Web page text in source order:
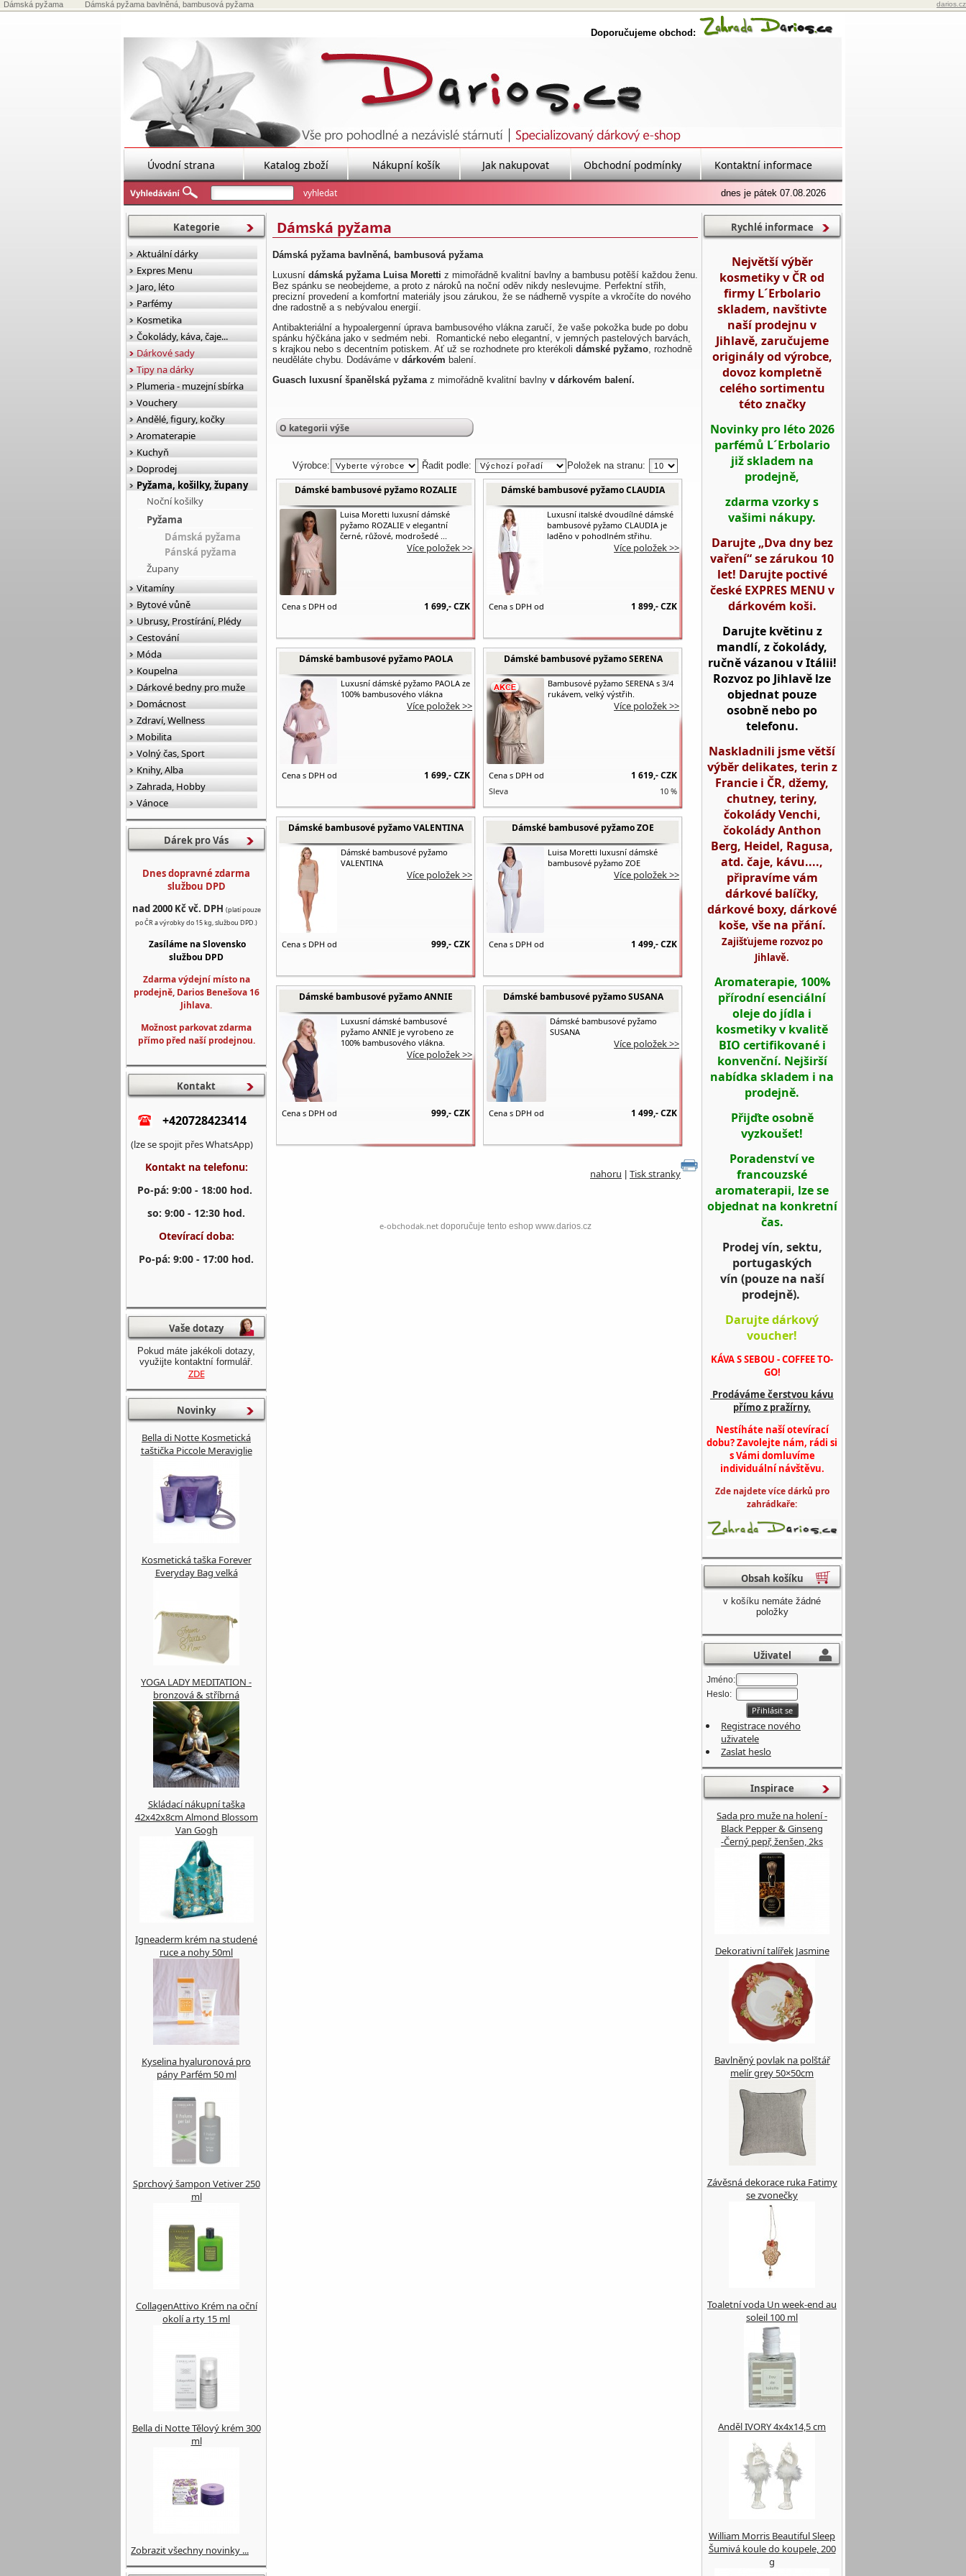
Dámská pyžama Dámská pyžama bavlněná, bambusová pyžama darios.cz
Doporučujeme obchod:
Úvodní strana Katalog zboží Nákupní košík Jak nakupovat Obchodní podmínky Kontaktní informace
dnes je pátek 07.08.2026
Dámská pyžama
Dámská pyžama bavlněná, bambusová pyžama
Luxusní dámská pyžama Luisa Moretti z mimořádně kvalitní bavlny a bambusu potěší každou ženu.
Bez spánku se neobejdeme, a proto z nároků na noční oděv nikdy neslevujme. Perfektní střih,
precizní provedení a komfortní materiály jsou zárukou, že se nádherně vyspíte a vkročíte do nového
dne radostně a s nebývalou energií.
Antibakteriální a hypoalergenní úprava bambusového vlákna zaručí, že vaše pokožka bude po dobu
spánku hýčkána jako v sedmém nebi. Romantické nebo elegantní, v jemných pastelových barvách,
s krajkou nebo s decentním potiskem. Ať už se rozhodnete pro kterékoli dámské pyžamo, rozhodně
neuděláte chybu. Dodáváme v dárkovém balení.
Guasch luxusní španělská pyžama z mimořádně kvalitní bavlny v dárkovém balení.
O kategorii výše
Výrobce: Řadit podle: Položek na stranu:
Dámské bambusové pyžamo ROZALIE
Luisa Moretti luxusní dámské
pyžamo ROZALIE v elegantní
černé, růžové, modrošedé ...
Více položek >>
Cena s DPH od 1 699,-CZK
Dámské bambusové pyžamo CLAUDIA
Luxusní italské dvoudílné dámské
bambusové pyžamo CLAUDIA je
laděno v pohodlném střihu.
Více položek >>
Cena s DPH od 1 899,-CZK
Dámské bambusové pyžamo PAOLA
Luxusní dámské pyžamo PAOLA ze
100% bambusového vlákna
Více položek >>
Cena s DPH od 1 699,-CZK
Dámské bambusové pyžamo SERENA
Bambusové pyžamo SERENA s 3/4
rukávem, velký výstřih.
Více položek >>
Cena s DPH od 1 619,-CZK
Sleva 10 %
Dámské bambusové pyžamo VALENTINA
Dámské bambusové pyžamo
VALENTINA
Více položek >>
Cena s DPH od 999,-CZK
Dámské bambusové pyžamo ZOE
Luisa Moretti luxusní dámské
bambusové pyžamo ZOE
Více položek >>
Cena s DPH od 1 499,-CZK
Dámské bambusové pyžamo ANNIE
Luxusní dámské bambusové
pyžamo ANNIE je vyrobeno ze
100% bambusového vlákna.
Více položek >>
Cena s DPH od 999,-CZK
Dámské bambusové pyžamo SUSANA
Dámské bambusové pyžamo
SUSANA
Více položek >>
Cena s DPH od 1 499,-CZK
nahoru Tisk stranky
e-obchodak.netdoporučuje tento eshop www.darios.cz
Kategorie
Aktuální dárky
Expres Menu
Jaro, léto
Parfémy
Kosmetika
Čokolády, káva, čaje...
Dárkové sady
Tipy na dárky
Plumeria - muzejní sbírka
Vouchery
Andělé, figury, kočky
Aromaterapie
Kuchyň
Doprodej
Pyžama, košilky, župany
Noční košilky
Pyžama
Dámská pyžama
Pánská pyžama
Župany
Vitamíny
Bytové vůně
Ubrusy, Prostírání, Plédy
Cestování
Móda
Koupelna
Dárkové bedny pro muže
Domácnost
Zdraví, Wellness
Mobilita
Volný čas, Sport
Knihy, Alba
Zahrada, Hobby
Vánoce
Dárek pro Vás
Dnes dopravné zdarma
službou DPD
nad 2000 Kč vč. DPH (platí pouze
po ČR a výrobky do 15 kg, službou DPD.)
Zasíláme na Slovensko
službou DPD
Zdarma výdejní místo na
prodejně, Darios Benešova 16
Jihlava.
Možnost parkovat zdarma
přímo před naší prodejnou.
Kontakt
+420728423414
(lze se spojit přes WhatsApp)
Kontakt na telefonu:
Po-pá: 9:00 - 18:00 hod.
so: 9:00 - 12:30 hod.
Otevírací doba:
Po-pá: 9:00 - 17:00 hod.
Vaše dotazy
Pokud máte jakékoli dotazy,
využijte kontaktní formulář.
ZDE
Novinky
Bella di Notte Kosmetická
taštička Piccole Meraviglie
Kosmetická taška Forever
Everyday Bag velká
YOGA LADY MEDITATION -
bronzová & stříbrná
Skládací nákupní taška
42x42x8cm Almond Blossom
Van Gogh
Igneaderm krém na studené
ruce a nohy 50ml
Kyselina hyaluronová pro
pány Parfém 50 ml
Sprchový šampon Vetiver 250
ml
CollagenAttivo Krém na oční
okolí a rty 15 ml
Bella di Notte Tělový krém 300
ml
Zobrazit všechny novinky ...
Rychlé informace
Největší výběr
kosmetiky v ČR od
firmy L´Erbolario
skladem, navštivte
naší prodejnu v
Jihlavě, zaručujeme
originály od výrobce,
dovoz kompletně
celého sortimentu
této značky
Novinky pro léto 2026
parfémů L´Erbolario
již skladem na
prodejně,
zdarma vzorky s
vašimi nákupy.
Darujte „Dva dny bez
vaření“ se zárukou 10
let! Darujte poctivé
české EXPRES MENU v
dárkovém koši.
Darujte květinu z
mandlí, z čokolády,
ručně vázanou v Itálii!
Rozvoz po Jihlavě lze
objednat pouze
osobně nebo po
telefonu.
Naskladnili jsme větší
výběr delikates, terin z
Francie i ČR, džemy,
chutney, teriny,
čokolády Venchi,
čokolády Anthon
Berg, Heidel, Ragusa,
atd. čaje, kávu....,
připravíme vám
dárkové balíčky,
dárkové boxy, dárkové
koše, vše na přání.
Zajišťujeme rozvoz po
Jihlavě.
Aromaterapie, 100%
přírodní esenciální
oleje do jídla i
kosmetiky v kvalitě
BIO certifikované i
konvenční. Nejširší
nabídka skladem i na
prodejně.
Přijďte osobně
vyzkoušet!
Poradenství ve
francouzské
aromaterapii, lze se
objednat na konkretní
čas.
Prodej vín, sektu,
portugaských
vín (pouze na naší
prodejně).
Darujte dárkový
voucher!
KÁVA S SEBOU - COFFEE TO-
GO!
Prodáváme čerstvou kávu
přímo z pražírny.
Nestíháte naší otevírací
dobu? Zavolejte nám, rádi si
s Vámi domluvíme
individuální návštěvu.
Zde najdete více dárků pro
zahrádkaře:
Obsah košíku
v košíku nemáte žádné
položky
Uživatel
Jméno:
Heslo:
Registrace nového
uživatele
Zaslat heslo
Inspirace
Sada pro muže na holení -
Black Pepper & Ginseng
-Černý pepř, ženšen, 2ks
Dekorativní talířek Jasmine
Bavlněný povlak na polštář
melír grey 50×50cm
Závěsná dekorace ruka Fatimy
se zvonečky
Toaletní voda Un week-end au
soleil 100 ml
Anděl IVORY 4x4x14,5 cm
William Morris Beautiful Sleep
Šumivá koule do koupele, 200
g